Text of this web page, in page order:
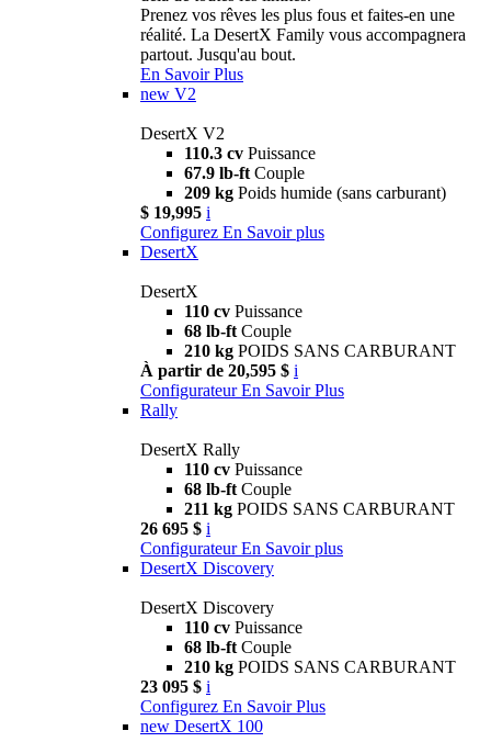
Prenez vos rêves les plus fous et faites-en une
réalité. La DesertX Family vous accompagnera
partout. Jusqu'au bout.
En Savoir Plus
new V2
DesertX V2
110.3 cv Puissance
67.9 lb-ft Couple
209 kg Poids humide (sans carburant)
$ 19,995 i
Configurez En Savoir plus
DesertX
DesertX
110 cv Puissance
68 lb-ft Couple
210 kg POIDS SANS CARBURANT
À partir de 20,595 $ i
Configurateur En Savoir Plus
Rally
DesertX Rally
110 cv Puissance
68 lb-ft Couple
211 kg POIDS SANS CARBURANT
26 695 $ i
Configurateur En Savoir plus
DesertX Discovery
DesertX Discovery
110 cv Puissance
68 lb-ft Couple
210 kg POIDS SANS CARBURANT
23 095 $ i
Configurez En Savoir Plus
new DesertX 100